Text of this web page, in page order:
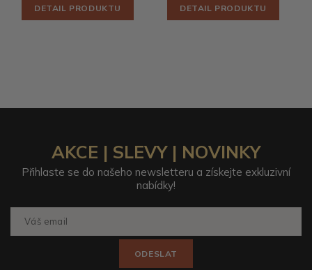
DETAIL PRODUKTU
DETAIL PRODUKTU
AKCE | SLEVY | NOVINKY
Přihlaste se do našeho newsletteru a získejte exkluzivní
nabídky!
ODESLAT